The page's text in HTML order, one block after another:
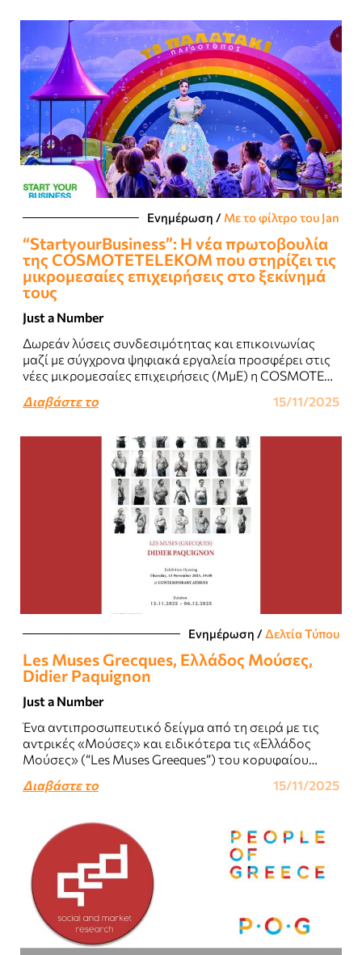
Ενημέρωση / Με το φίλτρο του Jan
“StartyourBusiness”: Η νέα πρωτοβουλία
της COSMOTETELEKOM που στηρίζει τις
μικρομεσαίες επιχειρήσεις στο ξεκίνημά
τους
Just a Number
Δωρεάν λύσεις συνδεσιμότητας και επικοινωνίας
μαζί με σύγχρονα ψηφιακά εργαλεία προσφέρει στις
νέες μικρομεσαίες επιχειρήσεις (ΜμΕ) η COSMOTE
Διαβάστε το 15/11/2025
Ενημέρωση / Δελτία Τύπου
Les Muses Grecques, Ελλάδος Μούσες,
Didier Paquignon
Just a Number
Ένα αντιπροσωπευτικό δείγμα από τη σειρά με τις
αντρικές «Μούσες» και ειδικότερα τις «Ελλάδος
Μούσες» (“Les Muses Greeques”) του κορυφαίου
Διαβάστε το 15/11/2025